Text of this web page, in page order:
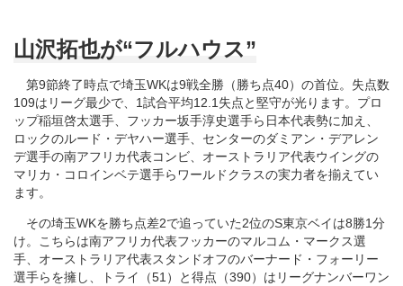
山沢拓也が“フルハウス”
第9節終了時点で埼玉WKは9戦全勝（勝ち点40）の首位。失点数
109はリーグ最少で、1試合平均12.1失点と堅守が光ります。プロ
ップ稲垣啓太選手、フッカー坂手淳史選手ら日本代表勢に加え、
ロックのルード・デヤハー選手、センターのダミアン・デアレン
デ選手の南アフリカ代表コンビ、オーストラリア代表ウイングの
マリカ・コロインベテ選手らワールドクラスの実力者を揃えてい
ます。
その埼玉WKを勝ち点差2で追っていた2位のS東京ベイは8勝1分
け。こちらは南アフリカ代表フッカーのマルコム・マークス選
手、オーストラリア代表スタンドオフのバーナード・フォーリー
選手らを擁し、トライ（51）と得点（390）はリーグナンバーワン